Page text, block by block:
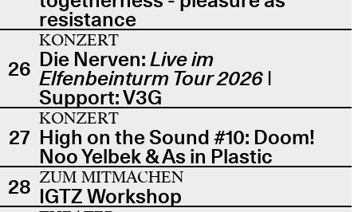
resistance
26
KONZERT
Die Nerven:Live im
Elfenbeinturm Tour 2026 |
Support: V3G
27
KONZERT
High on the Sound #10: Doom!
Noo Yelbek & As in Plastic
28 ZUM MITMACHEN
IGTZ Workshop